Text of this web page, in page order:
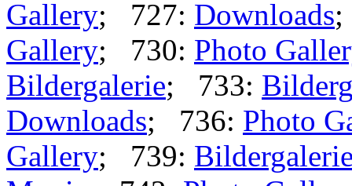
Gallery; 727: Downloads
Gallery; 730: Photo
Bildergalerie; 733:
Downloads; 736: Photo
Gallery; 739: